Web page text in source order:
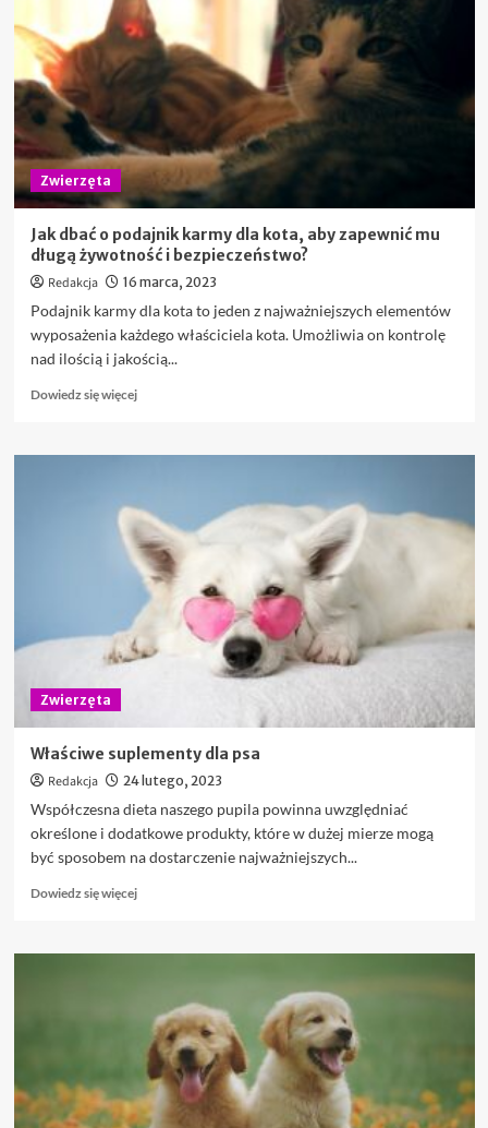
ptaki
Poznań
Zwierzęta
Jak dbać o podajnik karmy dla kota, aby zapewnić mu
długą żywotność i bezpieczeństwo?
Redakcja 16 marca, 2023
Podajnik karmy dla kota to jeden z najważniejszych elementów
wyposażenia każdego właściciela kota. Umożliwia on kontrolę
nad ilością i jakością...
Dowiedz się więcejDowiedz
o
o
podajnik
karmy
dla
kota,
aby
zapewnić
mu
bezpieczeństwo?
Zwierzęta
Właściwe suplementy dla psa
Redakcja 24 lutego, 2023
Współczesna dieta naszego pupila powinna uwzględniać
określone i dodatkowe produkty, które w dużej mierze mogą
być sposobem na dostarczenie najważniejszych...
Dowiedz się więcejDowiedz
o
psa